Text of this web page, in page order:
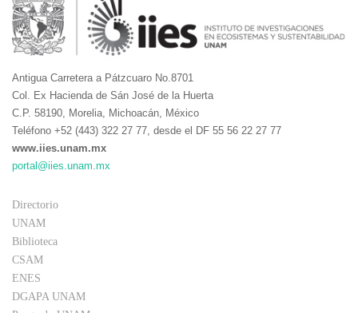
Antigua Carretera a Pátzcuaro No.8701
Col. Ex Hacienda de Sán José de la Huerta
C.P. 58190, Morelia, Michoacán, México
Teléfono +52 (443) 322 27 77, desde el DF 55 56 22 27 77
www.iies.unam.mx
portal@iies.unam.mx
Directorio
UNAM
Biblioteca
CSAM
ENES
DGAPA UNAM